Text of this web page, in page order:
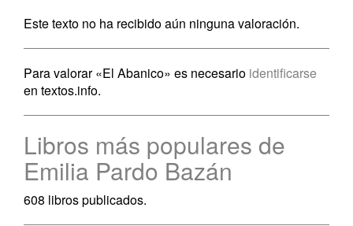
Este texto no ha recibido aún ninguna valoración.
Para valorar «El Abanico» es necesario identificarse
en textos.info.
Libros más populares de
Emilia Pardo Bazán
608 libros publicados.